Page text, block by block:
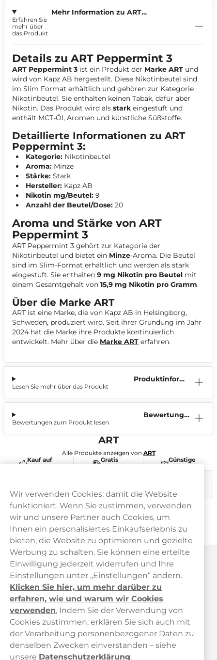
Mehr Information zu ART
Erfahren Sie
mehr über
das Produkt
Details zu ART Peppermint 3
ART Peppermint 3 ist ein Produkt der Marke ART und
wird von Kapz AB hergestellt. Diese Nikotinbeutel sind
im Slim Format erhältlich und gehören zur Kategorie
Nikotinbeutel. Sie enthalten keinen Tabak, dafür aber
Nikotin. Das Produkt wird als stark eingestuft und
enthält MCT-Öl, Aromen und künstliche Süßstoffe.
Detaillierte Informationen zu ART
Peppermint 3:
Kategorie: Nikotinbeutel
Aroma: Minze
Stärke: Stark
Hersteller: Kapz AB
Nikotin mg/Beutel: 9
Anzahl der Beutel/Dose: 20
Aroma und Stärke von ART
Peppermint 3
ART Peppermint 3 gehört zur Kategorie der
Nikotinbeutel und bietet ein Minze-Aroma. Die Beutel
sind im Slim-Format erhältlich und werden als stark
eingestuft. Sie enthalten 9 mg Nikotin pro Beutel mit
einem Gesamtgehalt von 15,9 mg Nikotin pro Gramm.
Über die Marke ART
ART ist eine Marke, die von Kapz AB in Helsingborg,
Schweden, produziert wird. Seit ihrer Gründung im Jahr
2024 hat die Marke ihre Produkte kontinuierlich
entwickelt. Mehr über die Marke ART erfahren.
Produktinform
Lesen Sie mehr über das Produkt
Bewertunge
Bewertungen zum Produkt lesen
ART
Alle Produkte anzeigen von ART
Kauf auf
Rechnung
Gratis
Versand
Günstige
Preise
Haypp Österreich
Kundendienst
Wir verwenden Cookies, damit die Website
funktioniert. Wenn Sie zustimmen, verwenden
wir und unsere Partner auch Cookies, um
Ihnen ein personalisiertes Einkaufserlebnis zu
bieten, die Website zu optimieren und gezielte
Werbung zu schalten. Sie können eine erteilte
Einwilligung jederzeit widerrufen und Ihre
Einstellungen unter „Einstellungen“ ändern.
Klicken Sie hier, um mehr darüber zu
erfahren, wie und warum wir Cookies
verwenden. Indem Sie der Verwendung von
Cookies zustimmen, erklären Sie sich auch mit
der Verarbeitung personenbezogener Daten zu
denselben Zwecken einverstanden – siehe
unsere Datenschutzerklärung.